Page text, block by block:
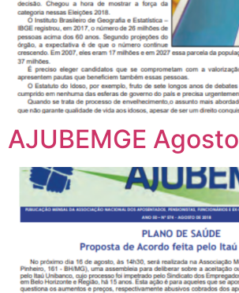
AJUBEMGE Agosto